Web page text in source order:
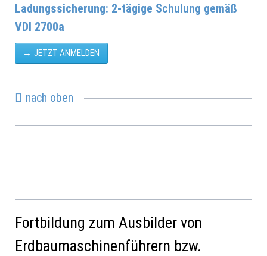
Ladungssicherung: 2-tägige Schulung gemäß
VDI 2700a
JETZT ANMELDEN
nach oben
Fortbildung zum Ausbilder von
Erdbaumaschinenführern bzw.